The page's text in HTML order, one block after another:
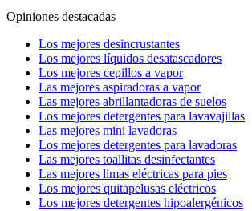
Opiniones destacadas
Los mejores desincrustantes
Los mejores líquidos desatascadores
Los mejores cepillos a vapor
Las mejores aspiradoras a vapor
Las mejores abrillantadoras de suelos
Los mejores detergentes para lavavajillas
Las mejores mini lavadoras
Los mejores detergentes para lavadoras
Las mejores toallitas desinfectantes
Las mejores limas eléctricas para pies
Los mejores quitapelusas eléctricos
Los mejores detergentes hipoalergénicos